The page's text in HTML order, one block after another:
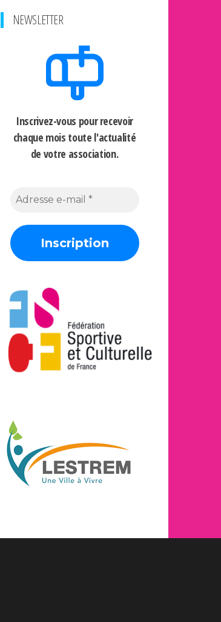
NEWSLETTER
Inscrivez-vous pour recevoir
chaque mois toute l'actualité
de votre association.